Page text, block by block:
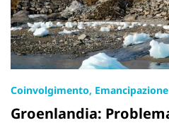
Coinvolgimento, Emancipazione
Groenlandia: